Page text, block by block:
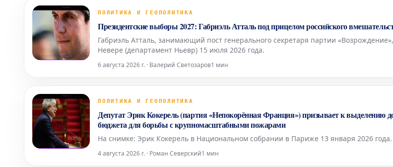
ПОЛИТИКА И ГЕОПОЛИТИКА
Президентские выборы 2027: Габриэль Атталь под прицелом российского
Габриэль Атталь, занимающий пост генерального секретаря партии
Невере (департамент Ньевр) 15 июля 2026 года.
6 августа 2026 г. · Валерий Светозаров1 мин
ПОЛИТИКА И ГЕОПОЛИТИКА
Депутат Эрик Кокерель (партия «Непокорённая Франция») призывает к выделению
бюджета для борьбы с крупномасштабными пожарами
На снимке: Эрик Кокерель в Национальном собрании в Париже 13 января 2026 года.
4 августа 2026 г. · Роман Северский1 мин